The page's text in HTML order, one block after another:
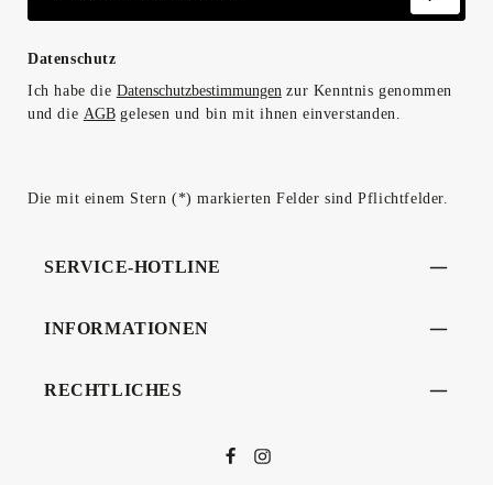
Datenschutz
Ich habe die Datenschutzbestimmungen zur Kenntnis genommen
und die AGBgelesen und bin mit ihnen einverstanden.
Die mit einem Stern (*) markierten Felder sind Pflichtfelder.
SERVICE-HOTLINE
INFORMATIONEN
RECHTLICHES